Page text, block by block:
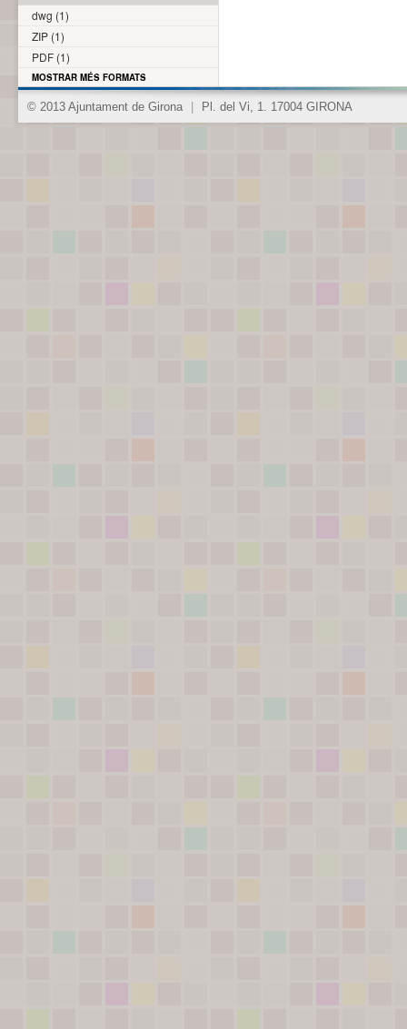
dwg (1)
ZIP (1)
PDF (1)
MOSTRAR MÉS FORMATS
© 2013 Ajuntament de Girona Pl. del Vi, 1. 17004 GIRONA